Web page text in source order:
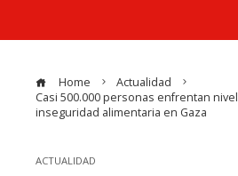
Home
Actualidad
Casi 500.000 personas enfrentan
inseguridad alimentaria en Gaza
ACTUALIDAD